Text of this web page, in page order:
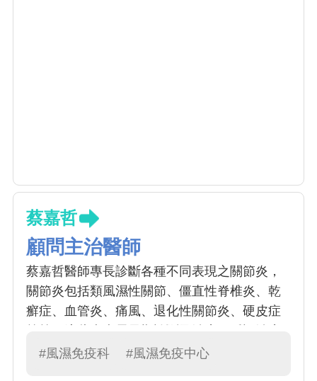
蔡嘉哲
顧問主治醫師
蔡嘉哲醫師專長診斷各種不同表現之關節炎，
關節炎包括類風濕性關節、僵直性脊椎炎、乾
癬症、血管炎、痛風、退化性關節炎、硬皮症
將導致疾病之關節變形甚至殘障。
#風濕免疫科 #風濕免疫中心